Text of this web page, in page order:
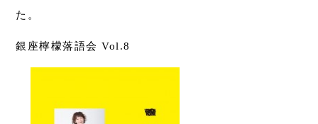
た。
銀座檸檬落語会 Vol.8